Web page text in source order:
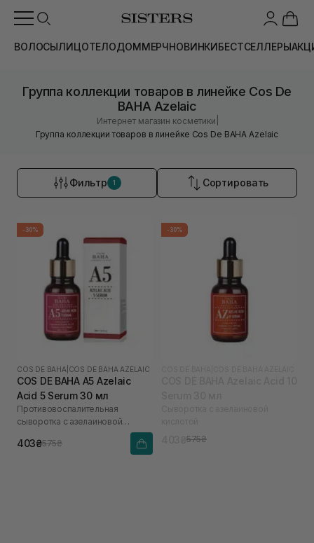
ВОЛОСЫЛИЦОТЕЛОДОММЕРЧНОВИНКИБЕСТСЕЛЛЕРЫ
Группа коллекции товаров в линейке Cos De
BAHA Azelaic
Интернет магазин косметики
Группа коллекции товаров в линейке Cos De BAHA Azelaic
Фильтр 1 Сортировать
-30%
COS DE BAHA COS DE BAHA AZELAIC
COS DE BAHA A5 Azelaic
Acid 5 Serum 30 мл
Противовоспалительная
сыворотка с азелаиновой
403₴575₴
-30%
575₴